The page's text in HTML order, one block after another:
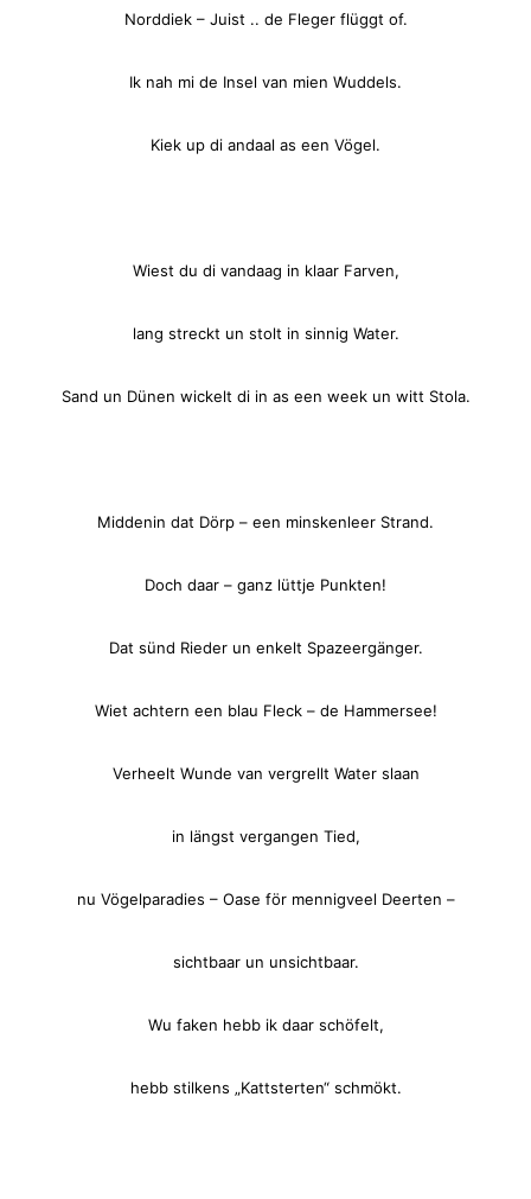
Norddiek – Juist .. de Fleger flüggt of.
Ik nah mi de Insel van mien Wuddels.
Kiek up di andaal as een Vögel.
Wiest du di vandaag in klaar Farven,
lang streckt un stolt in sinnig Water.
Sand un Dünen wickelt di in as een week un witt Stola.
Middenin dat Dörp – een minskenleer Strand.
Doch daar – ganz lüttje Punkten!
Dat sünd Rieder un enkelt Spazeergänger.
Wiet achtern een blau Fleck – de Hammersee!
Verheelt Wunde van vergrellt Water slaan
in längst vergangen Tied,
nu Vögelparadies – Oase för mennigveel Deerten –
sichtbaar un unsichtbaar.
Wu faken hebb ik daar schöfelt,
hebb stilkens „Kattsterten“ schmökt.